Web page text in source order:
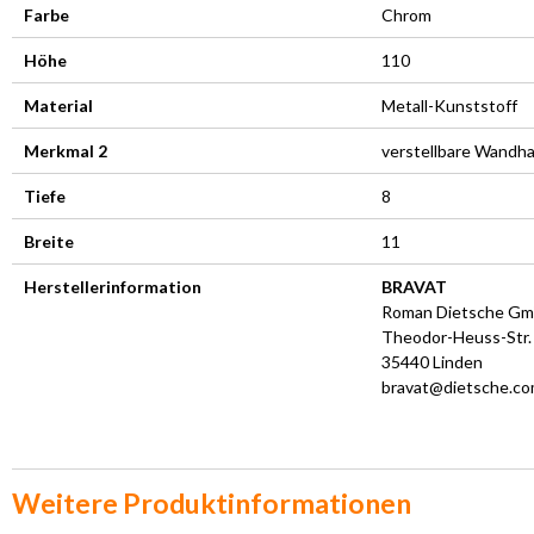
Farbe Chrom
Höhe 110
Material Metall-Kunststoff
Merkmal 2 verstellbare
Tiefe 8
Breite 11
Herstellerinformation
BRAVAT
Roman Dietsche
Theodor-Heuss-Str.
35440 Linden
Weitere Produktinformationen